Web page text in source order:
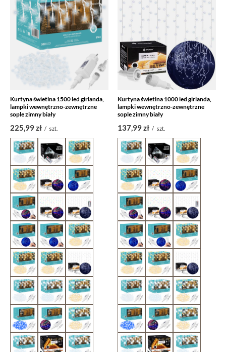
Kurtyna świetlna 1500 led girlanda,
lampki wewnętrzno-zewnętrzne
sople zimny biały
225,99 zł / szt.
Kurtyna świetlna 1000 led girlanda,
lampki wewnętrzno-zewnętrzne
sople zimny biały
137,99 zł / szt.